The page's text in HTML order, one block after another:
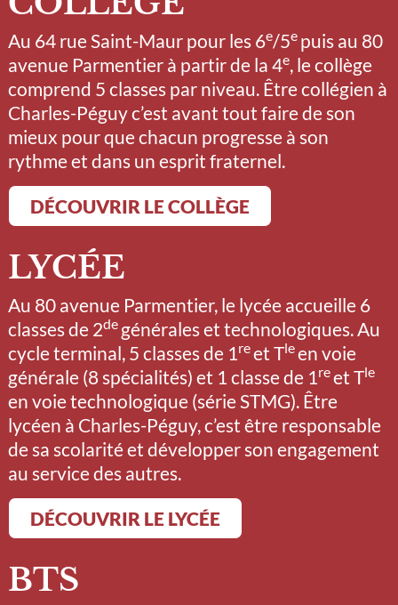
Au 64 rue Saint-Maur pour les 6e/5e puis au 80
avenue Parmentier à partir de la 4e, le collège
comprend 5 classes par niveau. Être collégien à
Charles-Péguy c’est avant tout faire de son
mieux pour que chacun progresse à son
rythme et dans un esprit fraternel.
DÉCOUVRIR LE COLLÈGE
LYCÉE
Au 80 avenue Parmentier, le lycée accueille 6
classes de 2de générales et technologiques. Au
cycle terminal, 5 classes de 1 reet Tleen voie
générale (8 spécialités) et 1 classe de 1 reet Tle
en voie technologique (série STMG). Être
lycéen à Charles-Péguy, c’est être responsable
de sa scolarité et développer son engagement
au service des autres.
DÉCOUVRIR LE LYCÉE
BTS